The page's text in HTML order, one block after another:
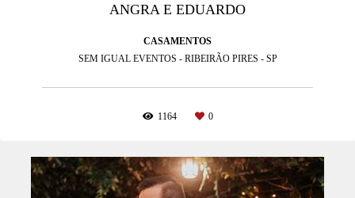
ANGRA E EDUARDO
CASAMENTOS
SEM IGUAL EVENTOS - RIBEIRÃO PIRES - SP
1164 0